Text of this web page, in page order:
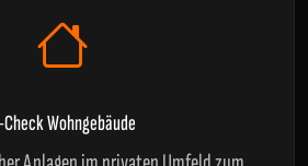
Check Wohngebäude